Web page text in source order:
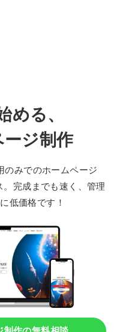
める、
ジ制作
のみでのホームページ
完成までも速く、管理
低価格です！